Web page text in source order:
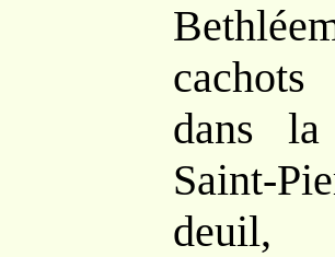
dans
Saint-
deuil,